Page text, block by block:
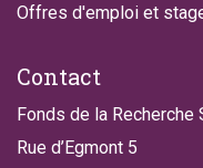
Offres d'emploi et
Contact
Fonds de la Recherche
Rue d’Egmont 5